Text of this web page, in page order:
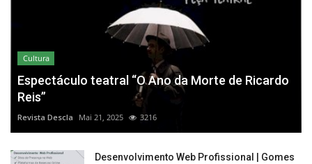
Cultura
Espectáculo teatral “O Ano da Morte de Ricardo
Reis”
Revista Descla Mai 21, 2025 3216
Desenvolvimento Web Profissional | Gomes